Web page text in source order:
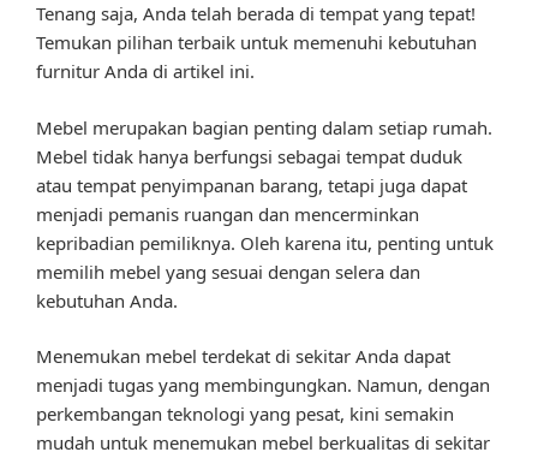
Tenang saja, Anda telah berada di tempat yang tepat!
Temukan pilihan terbaik untuk memenuhi kebutuhan
furnitur Anda di artikel ini.
Mebel merupakan bagian penting dalam setiap rumah.
Mebel tidak hanya berfungsi sebagai tempat duduk
atau tempat penyimpanan barang, tetapi juga dapat
menjadi pemanis ruangan dan mencerminkan
kepribadian pemiliknya. Oleh karena itu, penting untuk
memilih mebel yang sesuai dengan selera dan
kebutuhan Anda.
Menemukan mebel terdekat di sekitar Anda dapat
menjadi tugas yang membingungkan. Namun, dengan
perkembangan teknologi yang pesat, kini semakin
mudah untuk menemukan mebel berkualitas di sekitar